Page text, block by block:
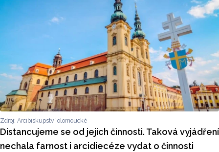
Zdroj: Arcibiskupství olomoucké
Distancujeme se od jejich činnosti. Taková vyjádření
nechala farnost i arcidiecéze vydat o činnosti